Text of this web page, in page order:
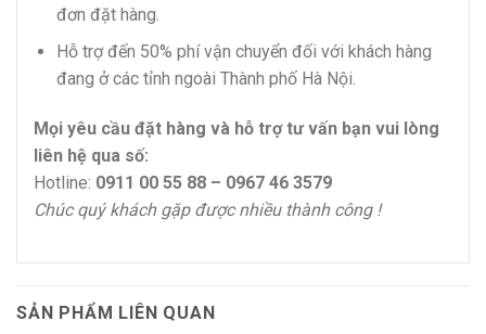
đơn đặt hàng.
Hỗ trợ đến 50% phí vận chuyển đối với khách hàng
đang ở các tỉnh ngoài Thành phố Hà Nội.
Mọi yêu cầu đặt hàng và hỗ trợ tư vấn bạn vui lòng
liên hệ qua số:
Hotline: 0911 00 55 88 – 0967 46 3579
Chúc quý khách gặp được nhiều thành công !
SẢN PHẨM LIÊN QUAN